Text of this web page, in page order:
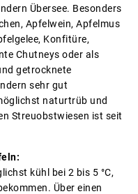
Übersee. Besonders
Apfelwein, Apfelmus
Konfitüre,
Chutneys oder als
getrocknete
sehr gut
naturtrüb und
Streuobstwiesen ist seit
kühl bei 2 bis 5 °C,
Über einen